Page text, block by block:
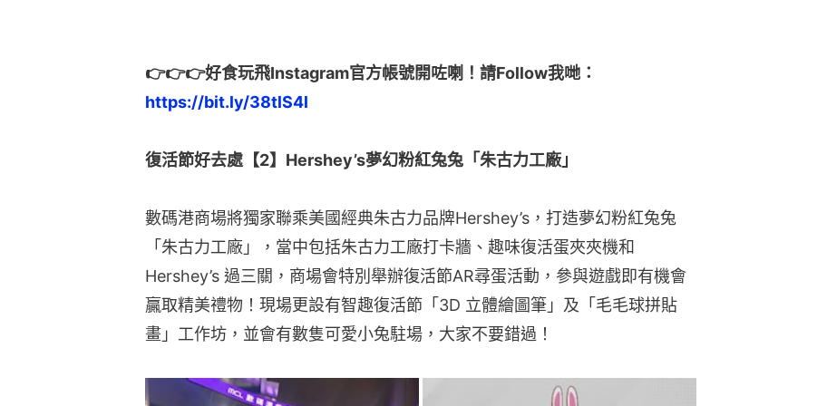
👉👉👉好食玩飛Instagram官方帳號開咗喇！請Follow我哋：
https://bit.ly/38tlS4l
復活節好去處【2】Hershey’s夢幻粉紅兔兔「朱古力工廠」
數碼港商場將獨家聯乘美國經典朱古力品牌Hershey’s，打造夢幻粉紅兔兔
「朱古力工廠」，當中包括朱古力工廠打卡牆、趣味復活蛋夾夾機和
Hershey’s 過三關，商場會特別舉辦復活節AR尋蛋活動，參與遊戲即有機會
贏取精美禮物！現場更設有智趣復活節「3D 立體繪圖筆」及「毛毛球拼貼
畫」工作坊，並會有數隻可愛小兔駐場，大家不要錯過！